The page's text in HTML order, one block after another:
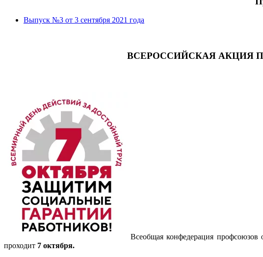
Выпуск №3 от 3 сентября 2021 года
ВСЕРОССИЙСКАЯ АКЦИЯ
Всеобщая конфедерация профсоюзов
проходит 7 октября.